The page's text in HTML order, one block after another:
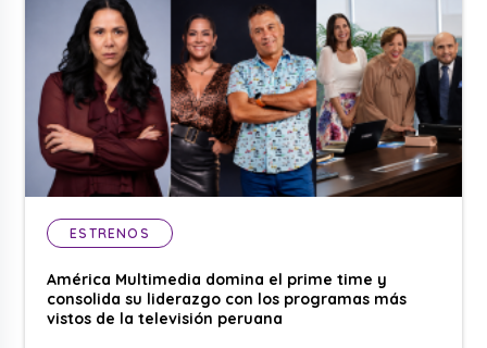
ESTRENOS
América Multimedia domina el prime time y
consolida su liderazgo con los programas más
vistos de la televisión peruana